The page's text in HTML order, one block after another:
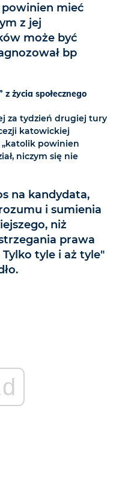
mieć
z jej
może być
bp
życia społecznego
za tydzień drugiej tury
katowickiej
„katolik powinien
niczym się nie
na kandydata,
i sumienia
niż
prawa
tyle i aż tyle"